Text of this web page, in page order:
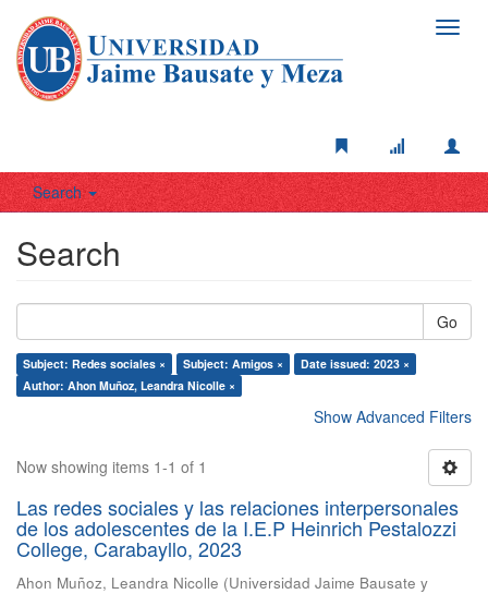
Search
Search
Go
Subject: Redes sociales × Subject: Amigos ×
Date issued: 2023 ×
Author: Ahon Muñoz, Leandra Nicolle ×
Show Advanced Filters
Now showing items 1-1 of 1
Las redes sociales y las relaciones interpersonales
de los adolescentes de la I.E.P Heinrich Pestalozzi
College, Carabayllo, 2023
Ahon Muñoz, Leandra Nicolle (Universidad Jaime Bausate y